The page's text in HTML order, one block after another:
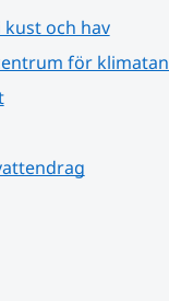
kust och hav
för